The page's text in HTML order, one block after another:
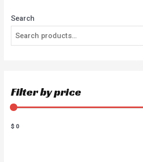
Search
Filter by price
$ 0